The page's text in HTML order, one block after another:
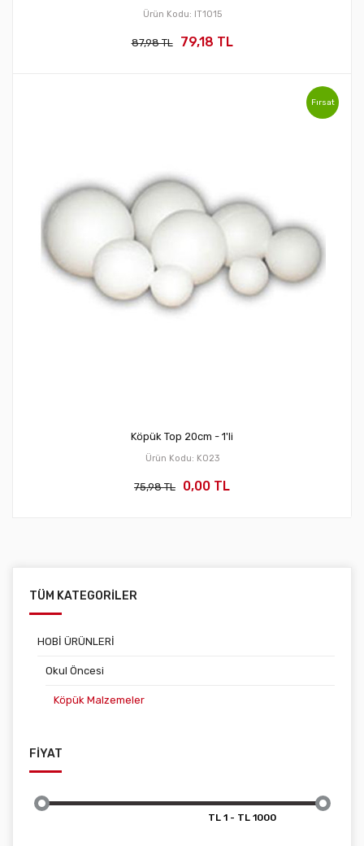
TÜM KATEGORİLER
HOBİ ÜRÜNLERİ
Okul Öncesi
Köpük Malzemeler
FİYAT
Ürün Kodu: IT1015
87,98 TL 79,18 TL
Fırsat
Köpük Top 20cm - 1'li
Ürün Kodu: KO23
75,98 TL 0,00 TL